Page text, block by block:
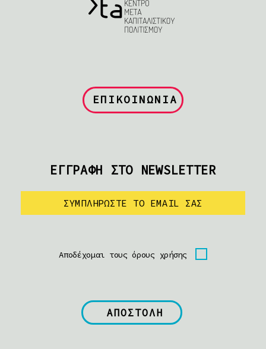
ΕΠΙΚΟΙΝΩΝΙΑ
ΕΓΓΡΑΦΗ ΣΤΟ NEWSLETTER
Αποδέχομαι τους όρους χρήσης